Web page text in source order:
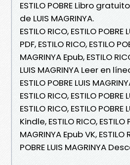
ESTILO POBRE Libro
de LUIS MAGRINYA.
ESTILO RICO, ESTILO POBRE
PDF, ESTILO RICO, ESTILO
MAGRINYA Epub, ESTILO
LUIS MAGRINYA Leer en
ESTILO POBRE LUIS
ESTILO RICO, ESTILO POBRE
ESTILO RICO, ESTILO POBRE
Kindle, ESTILO RICO, ESTILO
MAGRINYA Epub VK, ESTILO
POBRE LUIS MAGRINYA